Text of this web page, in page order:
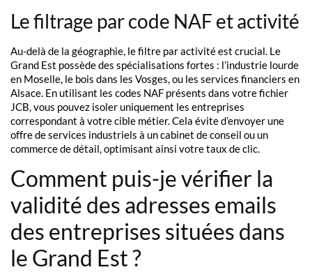
Le filtrage par code NAF et activité
Au-delà de la géographie, le filtre par activité est crucial. Le
Grand Est possède des spécialisations fortes : l’industrie lourde
en Moselle, le bois dans les Vosges, ou les services financiers en
Alsace. En utilisant les codes NAF présents dans votre fichier
JCB, vous pouvez isoler uniquement les entreprises
correspondant à votre cible métier. Cela évite d’envoyer une
offre de services industriels à un cabinet de conseil ou un
commerce de détail, optimisant ainsi votre taux de clic.
Comment puis-je vérifier la
validité des adresses emails
des entreprises situées dans
le Grand Est ?